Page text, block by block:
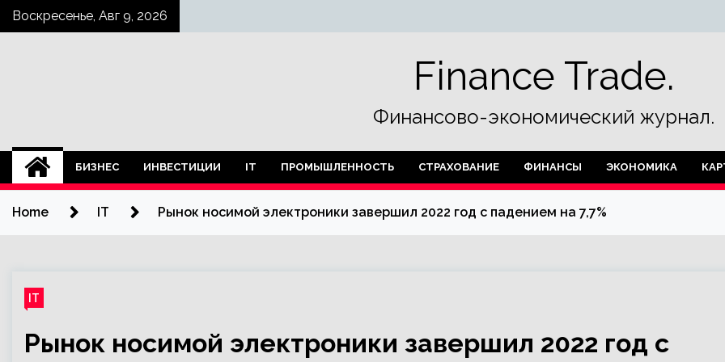
SkipВоскресенье, Авг 9, 2026
Finance Trade.
Финансово-экономический журнал.
БИЗНЕС ИНВЕСТИЦИИ IT ПРОМЫШЛЕННОСТЬ СТРАХОВАНИЕ ФИНАНСЫ ЭКОНОМИКА
Home IT Рынок носимой электроники завершил 2022 год с падением на 7,7%
IT
Рынок носимой электроники завершил 2022 год с